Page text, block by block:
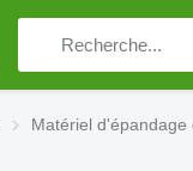
Matériel d'épandage